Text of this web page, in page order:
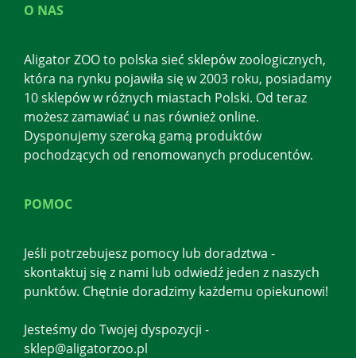
O NAS
Aligator ZOO to polska sieć sklepów zoologicznych,
która na rynku pojawiła się w 2003 roku, posiadamy
10 sklepów w różnych miastach Polski. Od teraz
możesz zamawiać u nas również online.
Dysponujemy szeroką gamą produktów
pochodzących od renomowanych producentów.
POMOC
Jeśli potrzebujesz pomocy lub doradztwa -
skontaktuj się z nami lub odwiedź jeden z naszych
punktów. Chętnie doradzimy każdemu opiekunowi!
Jesteśmy do Twojej dyspozycji -
sklep@aligatorzoo.pl